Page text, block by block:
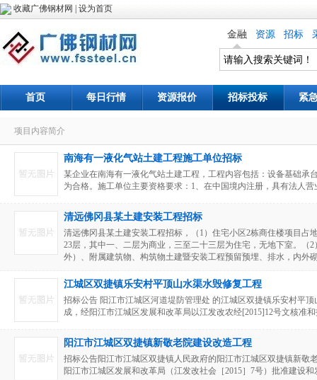
收藏广佛钢材网 设为首页
金融 资源 招标
首页 每日行情 资源报价 招标投标 紧
项目内容简介
南海有一液化气站土建工程施工单位招标
某企业在南海有一液化气站土建工程，工程内容包括：设备基础承
为合格。施工单位主要资格要求：1、在中国境内注册，具有法人营
清远佛冈县某土建安装工程招标
清远佛冈县某土建安装工程招标，（1）住宅小区2栋商住楼项目占
23层，其中一、二层为商业，三至二十三层为住宅，无地下室。（
外）、附属建筑物、构筑物土建暨安装工程预留预埋、排水，内外
江城区双捷镇乐安村平顶山水渠水毁修复工程
招标公告 阳江市江城区河道堤防管理处 的江城区双捷镇乐安村平
成，经阳江市江城区发展和改革局以江发改农经[2015]12号文核准和
阳江市江城区双捷镇新敬老院建设改造工程
招标公告阳江市江城区双捷镇人民政府的阳江市江城区双捷镇新敬
阳江市江城区发展和改革局（江发改社会［2015］7号）批准建设